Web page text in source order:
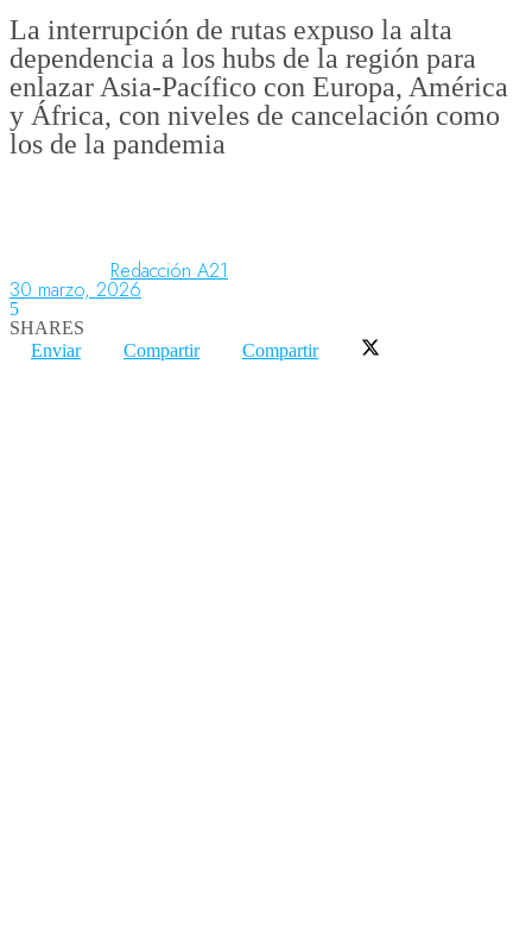
Aeropuertos
Columnistas
La interrupción de rutas expuso la alta
dependencia a los hubs de la región para
enlazar Asia-Pacífico con Europa, América
y África, con niveles de cancelación como
los de la pandemia
Redacción A21
30 marzo, 2026
5
SHARES
Enviar
Compartir Compartir